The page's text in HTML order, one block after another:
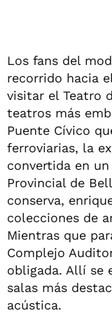
Los fans del
recorrido hacia
visitar el Teatro
teatros más
Puente Cívico
ferroviarias, la
convertida en
Provincial de
conserva,
colecciones de
Mientras que
Complejo
obligada. Allí se
salas más
acústica.